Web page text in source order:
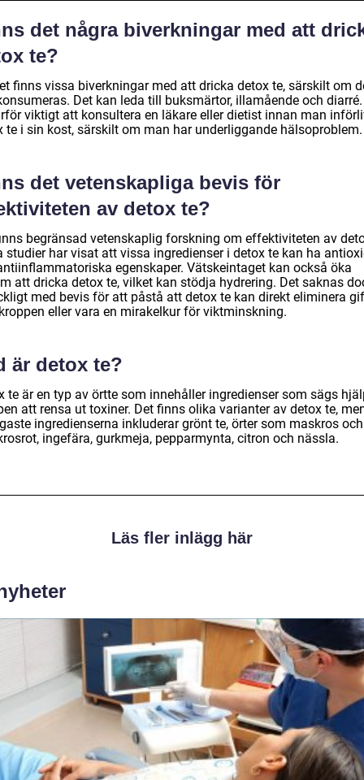
det några biverkningar med att
te?
finns vissa biverkningar med att dricka detox te, särskilt om
Det kan leda till buksmärtor, illamående och
viktigt att konsultera en läkare eller dietist innan man
te i sin kost, särskilt om man har underliggande hälsoproblem.
det vetenskapliga bevis för
av detox te?
begränsad vetenskaplig forskning om effektiviteten av
studier har visat att vissa ingredienser i detox te kan ha
egenskaper. Vätskeintaget kan också öka
att dricka detox te, vilket kan stödja hydrering. Det saknas
med bevis för att påstå att detox te kan direkt eliminera
eller vara en mirakelkur för viktminskning.
är detox te?
te är en typ av örtte som innehåller ingredienser som sägs
att rensa ut toxiner. Det finns olika varianter av detox te,
ingredienserna inkluderar grönt te, örter som maskros och
ingefära, gurkmeja, pepparmynta, citron och nässla.
Läs fler inlägg här